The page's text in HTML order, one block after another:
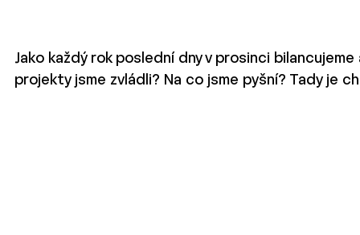
Jako každý rok poslední dny v prosinci
projekty jsme zvládli? Na co jsme pyšní? Tady je